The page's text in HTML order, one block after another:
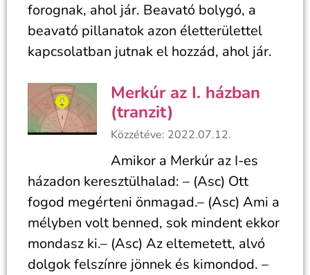
forognak, ahol jár. Beavató bolygó, a
beavató pillanatok azon életterülettel
kapcsolatban jutnak el hozzád, ahol jár.
Merkúr az I. házban
(tranzit)
Közzétéve: 2022.07.12.
Amikor a Merkúr az I-es
házadon keresztülhalad: – (Asc) Ott
fogod megérteni önmagad.– (Asc) Ami a
mélyben volt benned, sok mindent ekkor
mondasz ki.– (Asc) Az eltemetett, alvó
dolgok felszínre jönnek és kimondod. –